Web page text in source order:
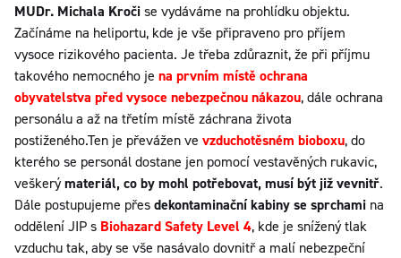
MUDr. Michala Kročise vydáváme na prohlídku objektu.
Začínáme na heliportu, kde je vše připraveno pro příjem
vysoce rizikového pacienta. Je třeba zdůraznit, že při příjmu
takového nemocného je na prvním místě ochrana
obyvatelstva před vysoce nebezpečnou nákazou, dále ochrana
personálu a až na třetím místě záchrana života
postiženého.Ten je převážen ve vzduchotěsném bioboxu, do
kterého se personál dostane jen pomocí vestavěných rukavic,
veškerýmateriál, co by mohl potřebovat, musí být již vevnitř.
Dále postupujeme přesdekontaminační kabiny se sprchami na
oddělení JIP s Biohazard Safety Level 4, kde je snížený tlak
vzduchu tak, aby se vše nasávalo dovnitř a malí nebezpeční